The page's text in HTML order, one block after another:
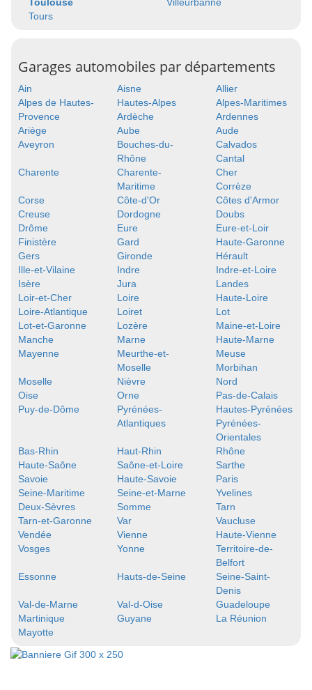
Tours
Garages automobiles par départements
Ain Aisne
Allier
Alpes de Hautes-
Provence
Hautes-Alpes
Alpes-Maritimes
Ardèche
Ardennes
Ariège
Aube
Aude
Aveyron
Bouches-du-
Rhône
Calvados
Cantal
Charente
Charente-
Maritime
Cher
Corrèze
Corse
Côte-d'Or
Côtes d'Armor
Creuse
Dordogne
Doubs
Drôme
Eure
Eure-et-Loir
Finistère
Gard
Haute-Garonne
Gers
Gironde
Hérault
Ille-et-Vilaine
Indre
Indre-et-Loire
Isère
Jura
Landes
Loir-et-Cher
Loire
Haute-Loire
Loire-Atlantique
Loiret
Lot
Lot-et-Garonne
Lozère
Maine-et-Loire
Manche
Marne
Haute-Marne
Mayenne
Meurthe-et-
Moselle
Meuse
Morbihan
Moselle
Nièvre
Nord
Oise
Orne
Pas-de-Calais
Puy-de-Dôme
Pyrénées-
Atlantiques
Hautes-Pyrénées
Pyrénées-
Orientales
Bas-Rhin
Haut-Rhin
Rhône
Haute-Saône
Saône-et-Loire
Sarthe
Savoie
Haute-Savoie
Paris
Seine-Maritime
Seine-et-Marne
Yvelines
Deux-Sèvres
Somme
Tarn
Tarn-et-Garonne
Var
Vaucluse
Vendée
Vienne
Haute-Vienne
Vosges
Yonne
Territoire-de-
Belfort
Essonne
Hauts-de-Seine
Seine-Saint-
Denis
Val-de-Marne
Val-d-Oise
Guadeloupe
Martinique
Guyane
La Réunion
Mayotte